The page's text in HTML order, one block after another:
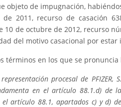
objeto de impugnación,
2011, recurso de casación
10 de octubre de 2012, recurso
del motivo casacional por
términos en los que se
procesal de
en el artículo 88.1.d) de
el artículo 88.1, apartados c) y d)